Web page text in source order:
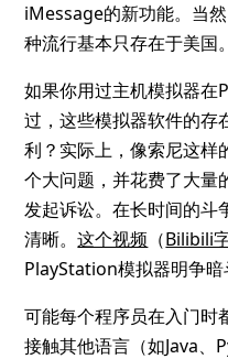
iMessage的新功能。当
种流行基本只存在于美国。
如果你用过主机模拟器在
过，这些模拟器软件的存
利？实际上，像索尼这样
个大问题，并花费了大量
发起诉讼。在长时间的斗
清晰。这个视频 （Bilibili
PlayStation模拟器明争暗
可能每个程序员在入门时
接触其他语言（如Java